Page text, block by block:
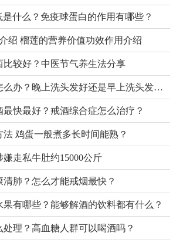
是什么？免疫球蛋白的作用有哪些？
绍 榴莲的营养价值功效作用介绍
比较好？中医节气养生法分享
办？晚上洗头发好还是早上洗头发好？
最快最好？戒酒综合症怎么治疗？
鸡蛋一般煮多长时间能熟？
走私牛肚约15000公斤
肺？怎么才能戒烟最快？
有哪些？能够解酒的饮料都有什么？
理？高血糖人群可以喝酒吗？